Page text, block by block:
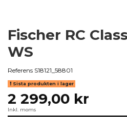
Fischer RC
WS
Referens S18121_58801
Sista produkten i lager
2 299,00 kr
Inkl. moms